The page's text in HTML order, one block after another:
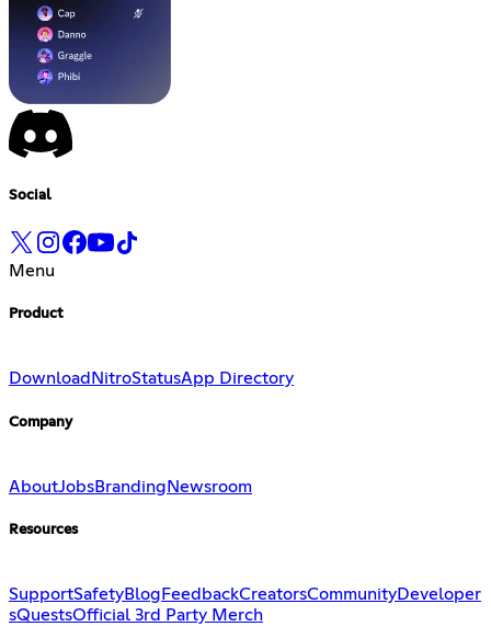
Social
Menu
Product
Download NitroStatusApp Directory
Company
AboutJobsBranding Newsroom
Resources
SupportSafetyBlog FeedbackCreatorsCommunityDeveloper
sQuestsOfficial 3rd Party Merch